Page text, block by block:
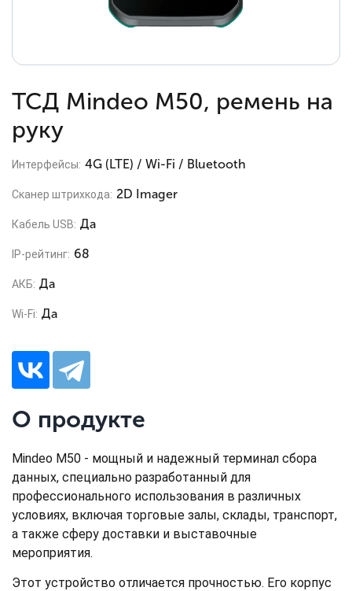
ТСД Mindeo M50, ремень на
руку
Интерфейсы: 4G (LTE) / Wi-Fi / Bluetooth
Сканер штрихкода: 2D Imager
Кабель USB: Да
IP-рейтинг: 68
АКБ: Да
Wi-Fi: Да
О продукте
Mindeo M50 - мощный и надежный терминал сбора
данных, специально разработанный для
профессионального использования в различных
условиях, включая торговые залы, склады, транспорт,
а также сферу доставки и выставочные
мероприятия.
Этот устройство отличается прочностью. Его корпус